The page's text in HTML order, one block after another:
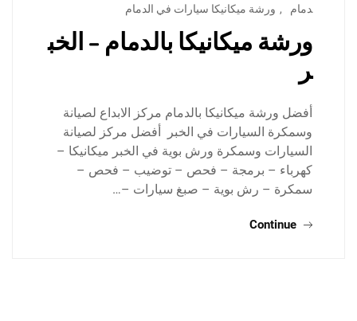
دمام
, ورشة ميكانيكا سيارات في الدمام
ورشة ميكانيكا بالدمام – الخب
ر
أفضل ورشة ميكانيكا بالدمام مركز الابداع لصيانة
وسمكرة السيارات في الخبر أفضل مركز لصيانة
السيارات وسمكرة ورش بوية في الخبر ميكانيكا –
كهرباء – برمجة – فحص – توضيب – فحص –
سمكرة – رش بوية – صبغ سيارات –…
Continue